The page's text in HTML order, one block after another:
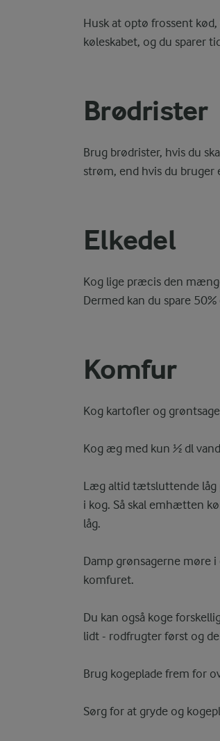
Husk at optø frossent
køleskabet, og du sparer
Brødrister
Brug brødrister, hvis du
strøm, end hvis du bruger
Elkedel
Kog lige præcis den
Dermed kan du spare 50%
Komfur
Kog kartofler og
Kog æg med kun ½ dl
Læg altid tætsluttende låg
i kog. Så skal emhætten
låg.
Damp grønsagerne møre
komfuret.
Du kan også koge
lidt - rodfrugter først og
Brug kogeplade frem for
Sørg for at gryde og